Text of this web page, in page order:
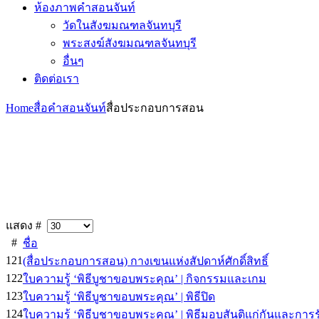
ห้องภาพคำสอนจันท์
วัดในสังฆมณฑลจันทบุรี
พระสงฆ์สังฆมณฑลจันทบุรี
อื่นๆ
ติดต่อเรา
Homeสื่อคำสอนจันท์สื่อประกอบการสอน
แสดง #
# ชื่อ
121(สื่อประกอบการสอน) กางเขนแห่งสัปดาห์ศักดิ์สิทธิ์
122ใบความรู้ ‘พิธีบูชาขอบพระคุณ’ | กิจกรรมและเกม
123ใบความรู้ ‘พิธีบูชาขอบพระคุณ’ | พิธีปิด
124ใบความรู้ ‘พิธีบูชาขอบพระคุณ’ | พิธีมอบสันติแก่กันและกา